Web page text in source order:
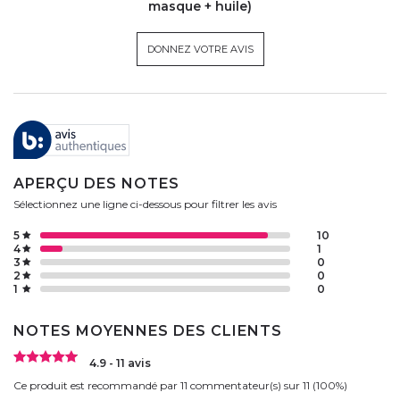
masque + huile)
DONNEZ VOTRE AVIS
APERÇU DES NOTES
Sélectionnez une ligne ci-dessous pour filtrer les avis
1 0
2 0
3 0
4 1
5 10
NOTES MOYENNES DES CLIENTS
4.9 - 11 avis
Ce produit est recommandé par 11 commentateur(s) sur 11 (100%)